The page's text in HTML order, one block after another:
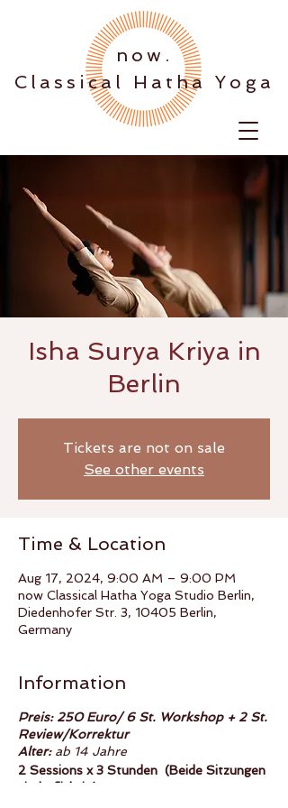
.now
Classical Hatha Yoga
Isha Surya Kriya in
Berlin
Tickets are not on sale
See other events
Time & Location
Aug 17, 2024, 9:00 AM – 9:00 PM
now Classical Hatha Yoga Studio Berlin,
Diedenhofer Str. 3, 10405 Berlin,
Germany
Information
Preis: 250 Euro/ 6 St. Workshop + 2 St.
Review/Korrektur
Alter:ab 14 Jahre
2 Sessions x 3 Stunden (Beide Sitzungen
sind pflichtig)